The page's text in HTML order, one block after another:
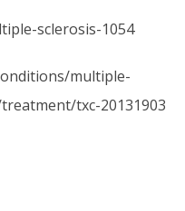
sclerosis-1054
multiple-
txc-20131903